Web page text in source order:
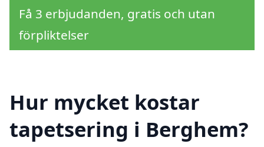
Få 3 erbjudanden, gratis och utan
förpliktelser
Hur mycket kostar
tapetsering i Berghem?